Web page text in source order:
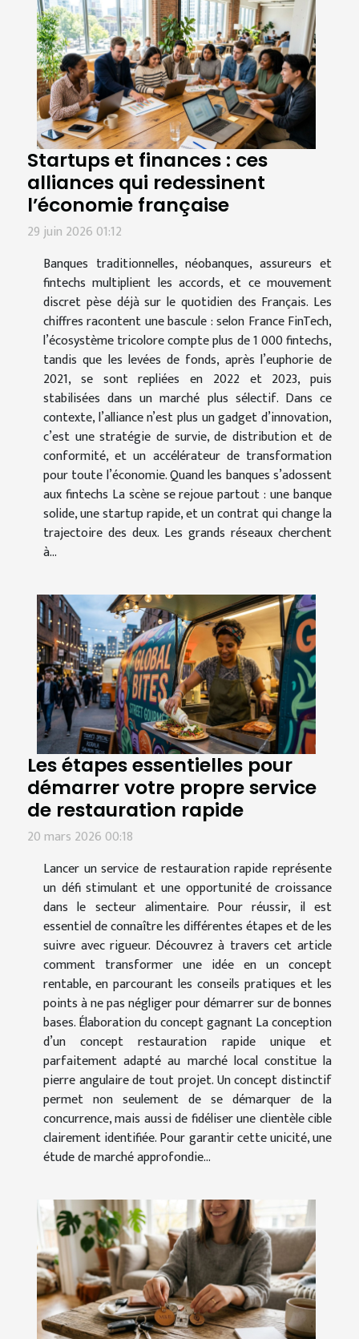
Startups et finances : ces
alliances qui redessinent
l’économie française
29 juin 2026 01:12
Banques traditionnelles, néobanques, assureurs et
fintechs multiplient les accords, et ce mouvement
discret pèse déjà sur le quotidien des Français. Les
chiffres racontent une bascule : selon France FinTech,
l’écosystème tricolore compte plus de 1 000 fintechs,
tandis que les levées de fonds, après l’euphorie de
2021, se sont repliées en 2022 et 2023, puis
stabilisées dans un marché plus sélectif. Dans ce
contexte, l’alliance n’est plus un gadget d’innovation,
c’est une stratégie de survie, de distribution et de
conformité, et un accélérateur de transformation
pour toute l’économie. Quand les banques s’adossent
aux fintechs La scène se rejoue partout : une banque
solide, une startup rapide, et un contrat qui change la
trajectoire des deux. Les grands réseaux cherchent
à...
Les étapes essentielles pour
démarrer votre propre service
de restauration rapide
20 mars 2026 00:18
Lancer un service de restauration rapide représente
un défi stimulant et une opportunité de croissance
dans le secteur alimentaire. Pour réussir, il est
essentiel de connaître les différentes étapes et de les
suivre avec rigueur. Découvrez à travers cet article
comment transformer une idée en un concept
rentable, en parcourant les conseils pratiques et les
points à ne pas négliger pour démarrer sur de bonnes
bases. Élaboration du concept gagnant La conception
d’un concept restauration rapide unique et
parfaitement adapté au marché local constitue la
pierre angulaire de tout projet. Un concept distinctif
permet non seulement de se démarquer de la
concurrence, mais aussi de fidéliser une clientèle cible
clairement identifiée. Pour garantir cette unicité, une
étude de marché approfondie...